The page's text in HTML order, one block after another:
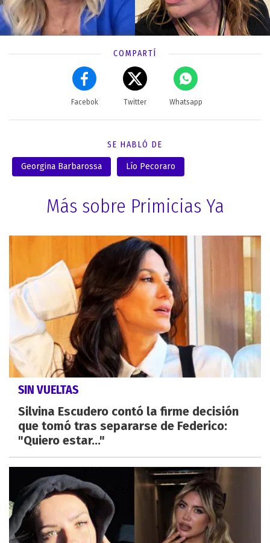
COMPARTÍ
Facebok Twitter Whatsapp
SE HABLÓ DE
Georgina Barbarossa Lío Pecoraro
Más sobre Primicias Ya
SIN VUELTAS
Silvina Escudero contó la firme decisión
que tomó tras separarse de Federico:
"Quiero estar..."